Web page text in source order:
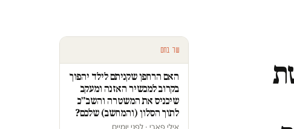
עוד בחם
האם הרחפן שקניתם לילד יהפוך
בקרוב למכשיר האזנה ומעקב
שיכניס את המשטרה והשב״כ
לתוך הסלון (והמחשב) שלכם?
אילי פארי · לפני יומיים